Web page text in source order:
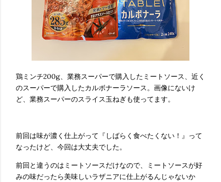
鶏ミンチ200g、業務スーパーで購入したミートソース、近く
のスーパーで購入したカルボナーラソース。画像にないけ
ど、業務スーパーのスライス玉ねぎも使ってます。
前回は味が濃く仕上がって『しばらく食べたくない！』って
なったけど、今回は大丈夫でした。
前回と違うのはミートソースだけなので、ミートソースが好
みの味だったら美味しいラザニアに仕上がるんじゃないか